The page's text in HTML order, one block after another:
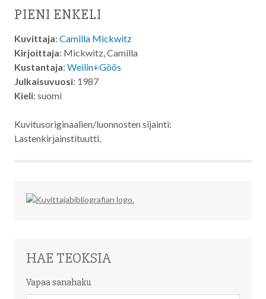
PIENI ENKELI
Kuvittaja: Camilla Mickwitz
Kirjoittaja: Mickwitz, Camilla
Kustantaja: Weilin+Göös
Julkaisuvuosi: 1987
Kieli: suomi
Kuvitusoriginaalien/luonnosten sijainti:
Lastenkirjainstituutti.
HAE TEOKSIA
Vapaa sanahaku